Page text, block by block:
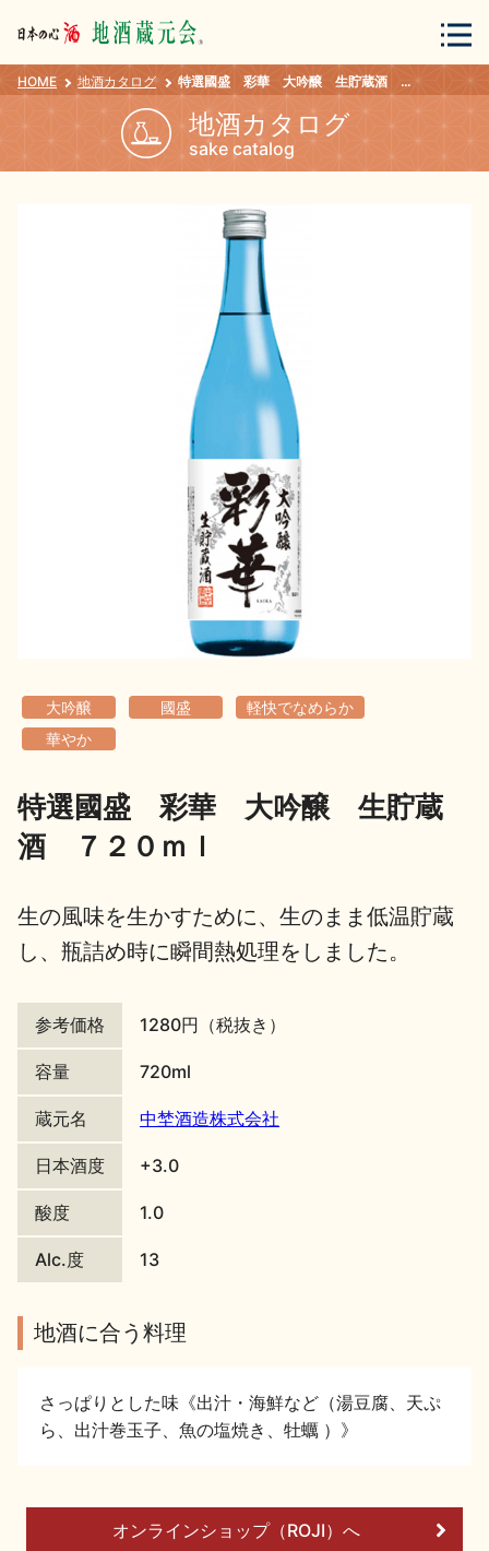
会員登録 ログイン
地酒カタログ
地酒解体新書
お楽しみコンテンツ
歳時記
地酒川柳 地酒小説
日本酒の楽しみ方特集
HOME 地酒カタログ 特選國盛 彩華 大吟醸 生貯蔵酒 ７２０ｍｌ
地酒カタログ
sake catalog
大吟醸 國盛
軽快でなめらか
華やか
特選國盛 彩華 大吟醸 生貯蔵
酒 ７２０ｍｌ
生の風味を生かすために、生のまま低温貯蔵
し、瓶詰め時に瞬間熱処理をしました。
参考価格 1280円（税抜き）
容量 720ml
蔵元名 中埜酒造株式会社
日本酒度 +3.0
酸度 1.0
Alc.度 13
地酒に合う料理
さっぱりとした味《出汁・海鮮など（湯豆腐、天ぷ
ら、出汁巻玉子、魚の塩焼き、牡蠣 ）》
オンラインショップ（ROJI）へ